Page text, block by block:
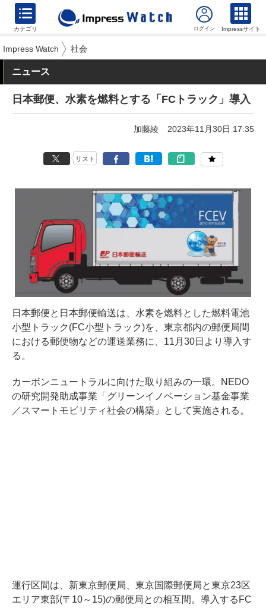
カテゴリ Impressサイト
Impress Watch 社会
ニュース
日本郵便、水素を燃料とする「FCトラック」導入
加藤綾 2023年11月30日 17:35
リスト
日本郵便と日本郵便輸送は、水素を燃料とした燃料電池
小型トラック(FC小型トラック)を、東京都内の郵便局間
における郵便物などの運送業務に、11月30日より導入す
る。
カーボンニュートラルに向けた取り組みの一環。NEDO
の研究開発助成事業「グリーンイノベーション基金事業
／スマートモビリティ社会の構築」として実施される。
運行区間は、新東京郵便局、東京国際郵便局と東京23区
エリア東部(〒10～15)の郵便局との相互間。導入するFC